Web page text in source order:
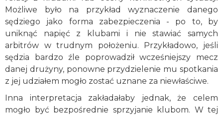
Możliwe było na przykład wyznaczenie danego
sędziego jako forma zabezpieczenia - po to, by
uniknąć napięć z klubami i nie stawiać samych
arbitrów w trudnym położeniu. Przykładowo, jeśli
sędzia bardzo źle poprowadził wcześniejszy mecz
danej drużyny, ponowne przydzielenie mu spotkania
z jej udziałem mogło zostać uznane za niewłaściwe.
Inna interpretacja zakładałaby jednak, że celem
mogło być bezpośrednie sprzyjanie klubom. W tej